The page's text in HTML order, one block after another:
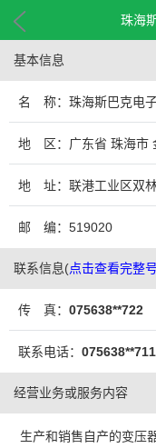
珠海
基本信息
名 称：珠海斯巴克电
地 区：广东省 珠海市
地 址：联港工业区双
邮 编：519020
联系信息(点击查看完整
传 真： 075638**722
联系电话： 075638**711
经营业务或服务内容
生产和销售自产的变压